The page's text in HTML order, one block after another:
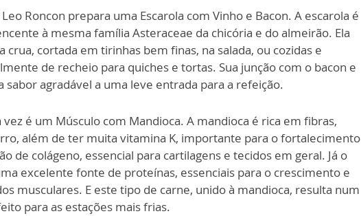
Roncon prepara uma Escarola com Vinho e Bacon. A escarola é
à mesma família Asteraceae da chicória e do almeirão. Ela
crua, cortada em tirinhas bem finas, na salada, ou cozidas e
de recheio para quiches e tortas. Sua junção com o bacon e
sabor agradável a uma leve entrada para a refeição.
é um Músculo com Mandioca. A mandioca é rica em fibras,
além de ter muita vitamina K, importante para o fortalecimento
de colágeno, essencial para cartilagens e tecidos em geral. Já o
excelente fonte de proteínas, essenciais para o crescimento e
musculares. E este tipo de carne, unido à mandioca, resulta num
para as estações mais frias.